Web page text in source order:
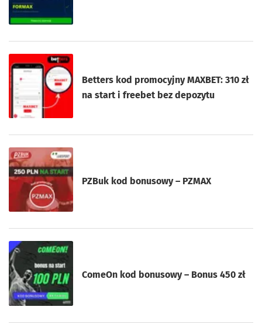
Betters kod promocyjny MAXBET: 310 zł
na start i freebet bez depozytu
PZBuk kod bonusowy – PZMAX
ComeOn kod bonusowy – Bonus 450 zł